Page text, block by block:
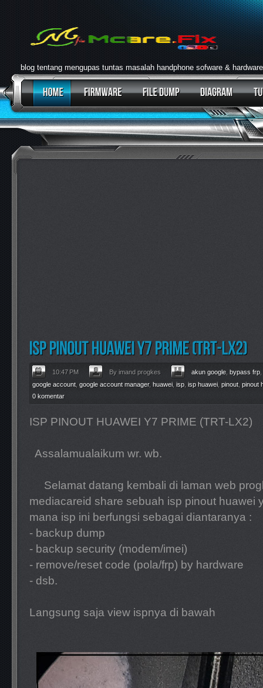
blog tentang mengupas tuntas masalah handphone sofware & hardware
10:47 PM By imand progkes akun google bypass frp
google account google account manager, huawei isp isp huawei pinout pinout
0 komentar
ISP PINOUT HUAWEI Y7 PRIME (TRT-LX2)
Assalamualaikum wr. wb.
Selamat datang kembali di laman web
mediacareid share sebuah isp pinout huawei
mana isp ini berfungsi sebagai diantaranya :
- backup dump
- backup security (modem/imei)
- remove/reset code (pola/frp) by hardware
- dsb.
Langsung saja view ispnya di bawah